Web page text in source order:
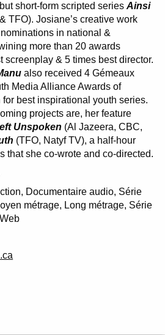
short-form scripted seriesAinsi
TFO). Josiane’s creative work
in national &
more than 20 awards
screenplay & 5 times best director.
also received 4 Gémeaux
Media Alliance Awards of
best inspirational youth series.
projects are, her feature
Unspoken (Al Jazeera, CBC,
(TFO, Natyf TV), a half-hour
that she co-wrote and co-directed.
Documentaire audio, Série
métrage, Long métrage, Série